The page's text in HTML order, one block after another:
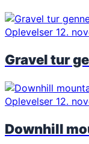
Oplevelser 12.
Gravel tur
Oplevelser 12.
Downhill